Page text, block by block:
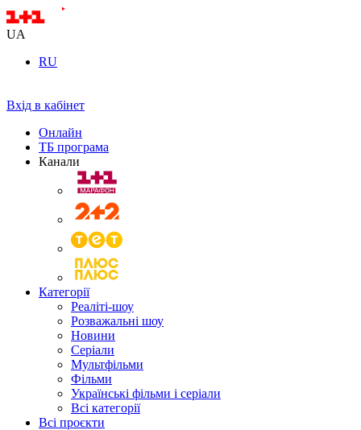
UA
RU
Вхід в кабінет
Онлайн
ТБ програма
Канали
Категорії
Реаліті-шоу
Розважальні шоу
Новини
Серіали
Мультфільми
Фільми
Українські фільми і серіали
Всі категорії
Всі проєкти